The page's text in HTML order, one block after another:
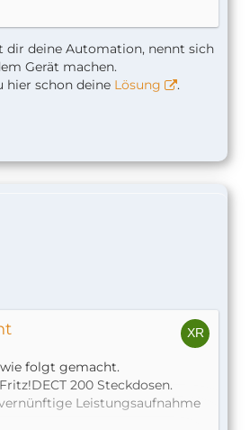
dir deine Automation, nennt sich
Gerät machen.
hier schon deine Lösung .
folgt gemacht.
200 Steckdosen.
Leistungsaufnahme